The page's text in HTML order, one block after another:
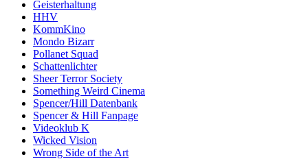
Geisterhaltung
HHV
KommKino
Mondo Bizarr
Pollanet Squad
Schattenlichter
Sheer Terror Society
Something Weird Cinema
Spencer/Hill Datenbank
Spencer & Hill Fanpage
Videoklub K
Wicked Vision
Wrong Side of the Art